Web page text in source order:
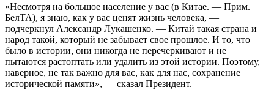
«Несмотря на большое население у вас (в Китае. — Прим.
БелТА), я знаю, как у вас ценят жизнь человека, —
подчеркнул Александр Лукашенко. — Китай такая страна и
народ такой, который не забывает свое прошлое. И то, что
было в истории, они никогда не перечеркивают и не
пытаются растоптать или удалить из этой истории. Поэтому,
наверное, не так важно для вас, как для нас, сохранение
исторической памяти», — сказал Президент.